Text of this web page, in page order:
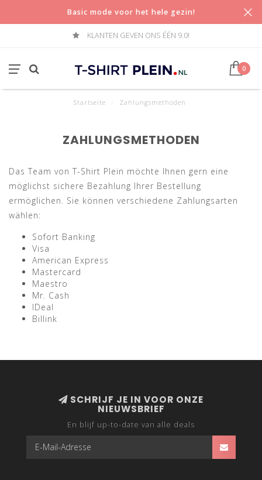
Basic mode voor het hele gezin!
KLANTEN GEVEN ONS ÉÉN 9.0!
0
Startseite Zahlungsmethoden
ZAHLUNGSMETHODEN
Das Team von T-Shirt Plein möchte Ihnen gern eine
möglichst sichere Bezahlung Ihrer Bestellung
ermöglichen. Sie können verschiedene Zahlungsarten
wählen:
Sofort Banking
Visa
American Express
Mastercard
Maestro
Mr. Cash
IDeal
Billink
SCHRIJF JE IN VOOR ONZE
NIEUWSBRIEF
En blijf up-to-date van alle deals